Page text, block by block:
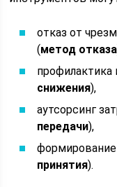
отказ от
(метод отказа
профилактика
снижения),
аутсорсинг
передачи),
формирование
принятия).